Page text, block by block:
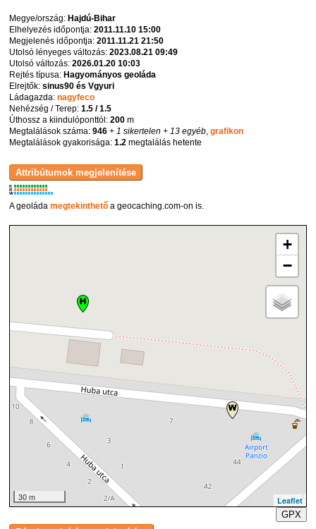
Megye/ország:Hajdú-Bihar
Elhelyezés időpontja:2011.11.10 15:00
Megjelenés időpontja:2011.11.21 21:50
Utolsó lényeges változás:2023.08.21 09:49
Utolsó változás:2026.01.20 10:03
Rejtés típusa:Hagyományos geoláda
Elrejtők:sinus90 és Vgyuri
Ládagazda:nagyfeco
Nehézség / Terep:1.5 / 1.5
Úthossz a kiindulóponttól:200 m
Megtalálások száma:946 + 1 sikertelen + 13 egyéb ,grafikon
Megtalálások gyakorisága:1.2 megtalálás hetente
K
R
W
A geoládamegtekinthető a geocaching.com-on is.
+
−
30 m
Leaflet
GPX